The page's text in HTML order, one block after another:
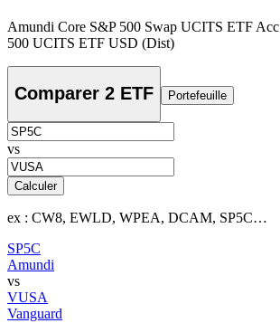
Amundi Core S&P 500 Swap UCITS ETF Acc
500 UCITS ETF USD (Dist)
Comparer 2 ETF Portefeuille
vs
Calculer
ex : CW8, EWLD, WPEA, DCAM, SP5C…
SP5C
Amundi
vs
VUSA
Vanguard